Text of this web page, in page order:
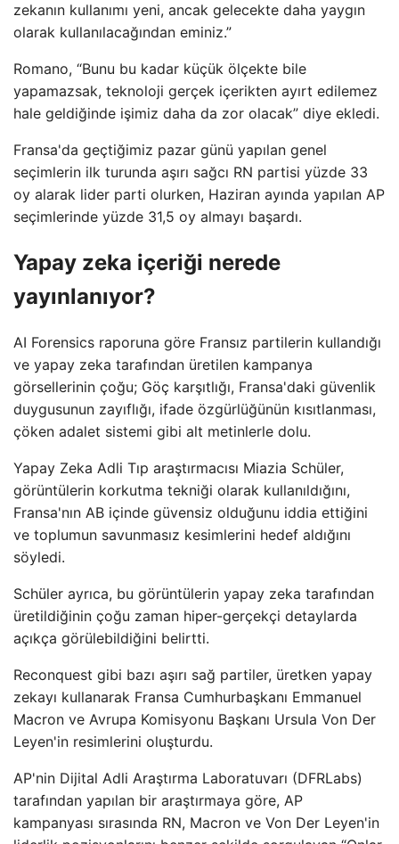
zekanın kullanımı yeni, ancak gelecekte daha yaygın
olarak kullanılacağından eminiz.”
Romano, “Bunu bu kadar küçük ölçekte bile
yapamazsak, teknoloji gerçek içerikten ayırt edilemez
hale geldiğinde işimiz daha da zor olacak” diye ekledi.
Fransa'da geçtiğimiz pazar günü yapılan genel
seçimlerin ilk turunda aşırı sağcı RN partisi yüzde 33
oy alarak lider parti olurken, Haziran ayında yapılan AP
seçimlerinde yüzde 31,5 oy almayı başardı.
Yapay zeka içeriği nerede
yayınlanıyor?
AI Forensics raporuna göre Fransız partilerin kullandığı
ve yapay zeka tarafından üretilen kampanya
görsellerinin çoğu; Göç karşıtlığı, Fransa'daki güvenlik
duygusunun zayıflığı, ifade özgürlüğünün kısıtlanması,
çöken adalet sistemi gibi alt metinlerle dolu.
Yapay Zeka Adli Tıp araştırmacısı Miazia Schüler,
görüntülerin korkutma tekniği olarak kullanıldığını,
Fransa'nın AB içinde güvensiz olduğunu iddia ettiğini
ve toplumun savunmasız kesimlerini hedef aldığını
söyledi.
Schüler ayrıca, bu görüntülerin yapay zeka tarafından
üretildiğinin çoğu zaman hiper-gerçekçi detaylarda
açıkça görülebildiğini belirtti.
Reconquest gibi bazı aşırı sağ partiler, üretken yapay
zekayı kullanarak Fransa Cumhurbaşkanı Emmanuel
Macron ve Avrupa Komisyonu Başkanı Ursula Von Der
Leyen'in resimlerini oluşturdu.
AP'nin Dijital Adli Araştırma Laboratuvarı (DFRLabs)
tarafından yapılan bir araştırmaya göre, AP
kampanyası sırasında RN, Macron ve Von Der Leyen'in